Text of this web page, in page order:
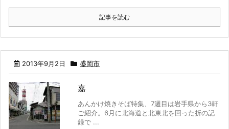
記事を読む
2013年9月2日 盛岡市
嘉
あんかけ焼きそば特集、7週目は岩手県から3軒
ご紹介。6月に北海道と北東北を回った折の記
録で ...